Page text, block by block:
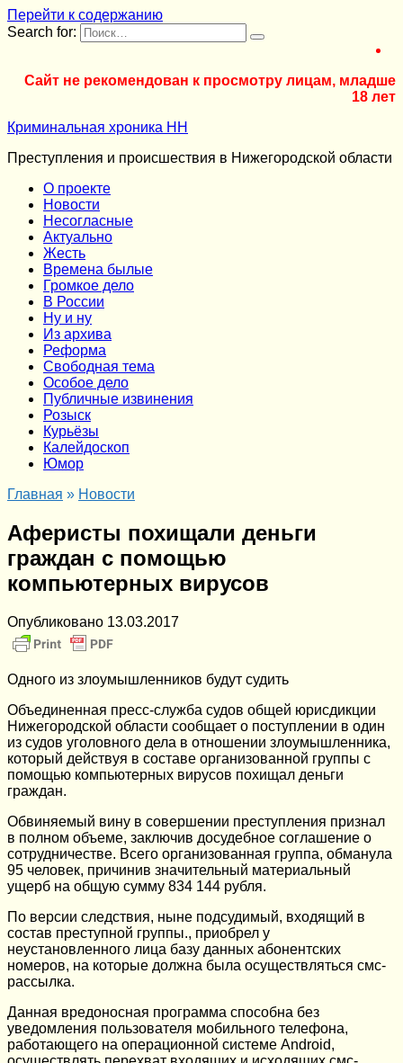
Перейти к содержанию
Search for:
Сайт не рекомендован к просмотру лицам, младше
18 лет
Криминальная хроника НН
Преступления и происшествия в Нижегородской области
О проекте
Новости
Несогласные
Актуально
Жесть
Времена былые
Громкое дело
В России
Ну и ну
Из архива
Реформа
Cвободная тема
Особое дело
Публичные извинения
Розыск
Курьёзы
Калейдоскоп
Юмор
Главная » Новости
Аферисты похищали деньги
граждан с помощью
компьютерных вирусов
Опубликовано 13.03.2017
Одного из злоумышленников будут судить
Объединенная пресс-служба судов общей юрисдикции
Нижегородской области сообщает о поступлении в один
из судов уголовного дела в отношении злоумышленника,
который действуя в составе организованной группы с
помощью компьютерных вирусов похищал деньги
граждан.
Обвиняемый вину в совершении преступления признал
в полном объеме, заключив досудебное соглашение о
сотрудничестве. Всего организованная группа, обманула
95 человек, причинив значительный материальный
ущерб на общую сумму 834 144 рубля.
По версии следствия, ныне подсудимый, входящий в
состав преступной группы., приобрел у
неустановленного лица базу данных абонентских
номеров, на которые должна была осуществляться смс-
рассылка.
Данная вредоносная программа способна без
уведомления пользователя мобильного телефона,
работающего на операционной системе Android,